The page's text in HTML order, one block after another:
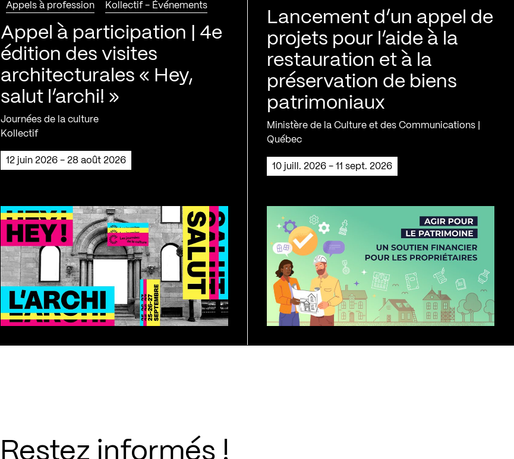
Appels à profession
Kollectif - Événements
Appel à participation | 4e
édition des visites
architecturales « Hey,
salut l’archi! »
Journées de la culture
Kollectif
12 juin 2026 - 28 août 2026
Lancement d’un appel de
projets pour l’aide à la
restauration et à la
préservation de biens
patrimoniaux
Ministère de la Culture et des Communications |
Québec
10 juill. 2026 - 11 sept. 2026
Restez informés !